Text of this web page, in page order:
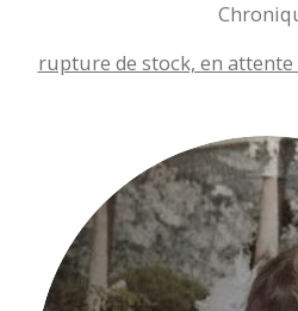
rupture de stock, en